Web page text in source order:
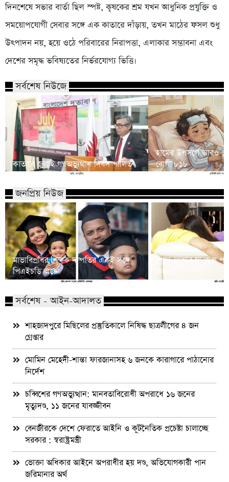
দিনশেষে সভার বার্তা ছিল স্পষ্ট, কৃষকের শ্রম যখন আধুনিক প্রযুক্তি ও
সময়োপযোগী সেবার সঙ্গে এক কাতারে দাঁড়ায়, তখন মাঠের ফসল শুধু
উৎপাদন নয়, হয়ে ওঠে পরিবারের নিরাপত্তা, এলাকার সম্ভাবনা এবং
দেশের সমৃদ্ধ ভবিষ্যতের নির্ভরযোগ্য ভিত্তি।
সর্বশেষ নিউজে
কাতারে জুলাই গণঅভ্যুত্থান দিবস পালিত
হামের উপসর্গে আরও
রোগী ৮১৮
জনপ্রিয় নিউজ
মাভাবিপ্রবির শিক্ষক দম্পতির একই সঙ্গে
পিএইচডি অর্জন
কোন পেশার মানুষরা
জড়ান?
সর্বশেষ - আইন-আদালত
শাহজাদপুরে মিছিলের প্রস্তুতিকালে নিষিদ্ধ ছাত্রলীগের ৪ জন
গ্রেপ্তার
মোমিন মেহেদী-শান্তা ফারজানাসহ ৬ জনকে কারাগারে পাঠানোর
নির্দেশ
চব্বিশের গণঅভ্যুত্থান: মানবতাবিরোধী অপরাধে ১৬ জনের
মৃত্যুদণ্ড, ১১ জনের যাবজ্জীবন
বেনজীরকে দেশে ফেরাতে আইনি ও কূটনৈতিক প্রচেষ্টা চালাচ্ছে
সরকার : স্বরাষ্ট্রমন্ত্রী
ভোক্তা অধিকার আইনে অপরাধীর হয় দণ্ড, অভিযোগকারী পান
জরিমানার অর্থ